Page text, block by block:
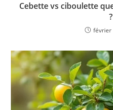
Cebette vs ciboulette
?
février